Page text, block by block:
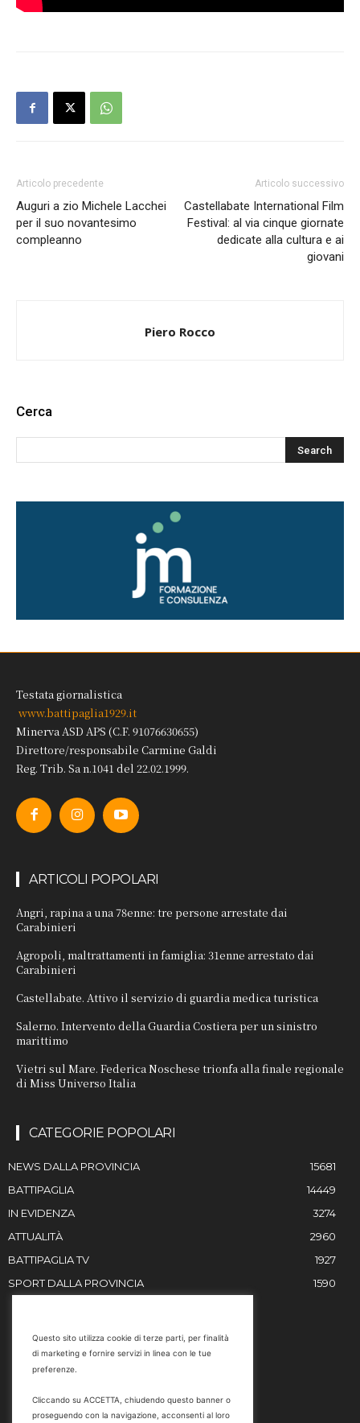
Articolo precedente
Auguri a zio Michele Lacchei
per il suo novantesimo
compleanno
Articolo successivo
Castellabate International Film
Festival: al via cinque giornate
dedicate alla cultura e ai
giovani
Piero Rocco
Cerca
Testata giornalistica
www.battipaglia1929.it
Minerva ASD APS (C.F. 91076630655)
Direttore/responsabile Carmine Galdi
Reg. Trib. Sa n.1041 del 22.02.1999.
ARTICOLI POPOLARI
Angri, rapina a una 78enne: tre persone arrestate dai
Carabinieri
Agropoli, maltrattamenti in famiglia: 31enne arrestato dai
Carabinieri
Castellabate. Attivo il servizio di guardia medica turistica
Salerno. Intervento della Guardia Costiera per un sinistro
marittimo
Vietri sul Mare. Federica Noschese trionfa alla finale regionale
di Miss Universo Italia
CATEGORIE POPOLARI
NEWS DALLA PROVINCIA
15681
BATTIPAGLIA
14449
IN EVIDENZA
3274
ATTUALITÀ
2960
BATTIPAGLIA TV
1927
SPORT DALLA PROVINCIA
1590
Email
marketing@battipaglia1929.it
Questo sito utilizza cookie di terze parti, per finalità
di marketing e fornire servizi in linea con le tue
preferenze.
Cliccando su ACCETTA, chiudendo questo banner o
proseguendo con la navigazione, acconsenti al loro